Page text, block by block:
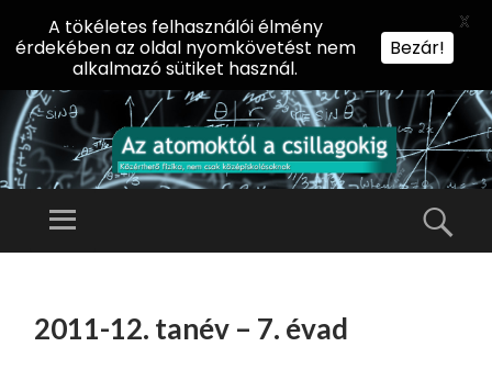
AZ
KT
Előadássorozat
Természettudományi
Menü
TARTALOMHOZ
2011-12. tanév – 7. évad
A tökéletes felhasználói élmény
érdekében az oldal nyomkövetést nem
alkalmazó sütiket használ.
Bezár!
X